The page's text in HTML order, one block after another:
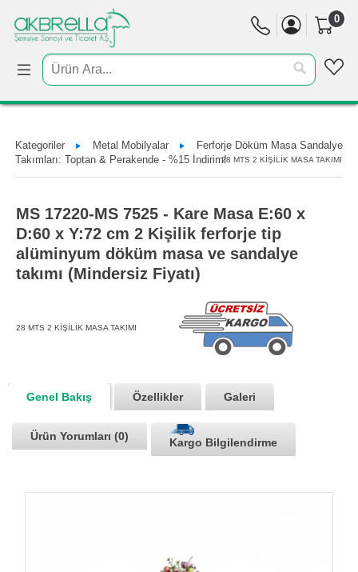
0
Kategoriler Metal Mobilyalar
Ferforje Döküm Masa Sandalye
Takımları: Toptan & Perakende - %15 İndirim!28 MTS 2 KİŞİLİK MASA TAKIMI
MS 17220-MS 7525 - Kare Masa E:60 x
D:60 x Y:72 cm 2 Kişilik ferforje tip
alüminyum döküm masa ve sandalye
takımı (Mindersiz Fiyatı)
28 MTS 2 KİŞİLİK MASA TAKIMI
Genel Bakış Özellikler Galeri
Ürün Yorumları (0)
Kargo Bilgilendirme